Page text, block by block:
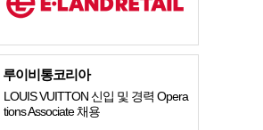
루이비통코리아
LOUIS VUITTON 신입 및 경력 Opera
tions Associate 채용